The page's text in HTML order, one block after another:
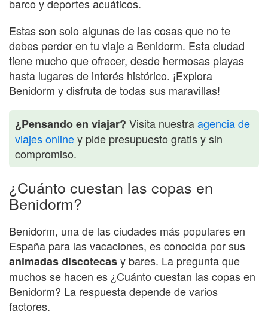
barco y deportes acuáticos.
Estas son solo algunas de las cosas que no te
debes perder en tu viaje a Benidorm. Esta ciudad
tiene mucho que ofrecer, desde hermosas playas
hasta lugares de interés histórico. ¡Explora
Benidorm y disfruta de todas sus maravillas!
¿Pensando en viajar? Visita nuestraagencia de
viajes onliney pide presupuesto gratis y sin
compromiso.
¿Cuánto cuestan las copas en
Benidorm?
Benidorm, una de las ciudades más populares en
España para las vacaciones, es conocida por sus
animadas discotecasy bares. La pregunta que
muchos se hacen es ¿Cuánto cuestan las copas en
Benidorm? La respuesta depende de varios
factores.